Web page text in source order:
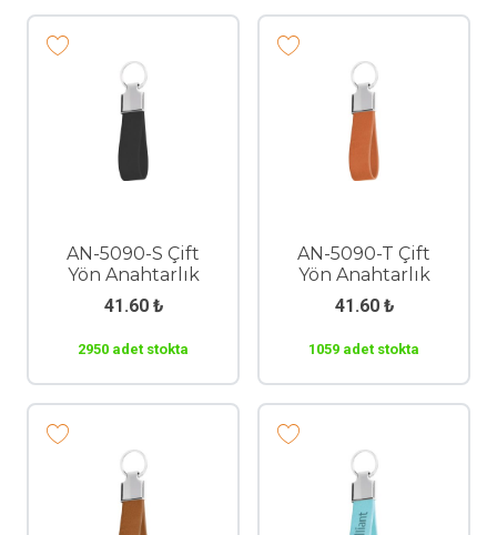
AN-5090-S Çift
Yön Anahtarlık
41.60 ₺
2950 adet stokta
AN-5090-T Çift
Yön Anahtarlık
41.60 ₺
1059 adet stokta